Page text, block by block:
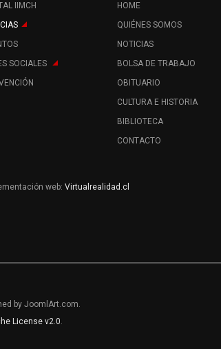
IIMCH
SOCIALES
HOME
QUIÉNES SOMOS
NOTICIAS
BOLSA DE TRABAJO
OBITUARIO
CULTURA E HISTORIA
BIBLIOTECA
CONTACTO
web:Virtualrealidad.cl
by JoomlArt.com.
License v2.0.